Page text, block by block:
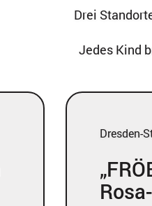
Drei
Jedes Kind
Dresden-